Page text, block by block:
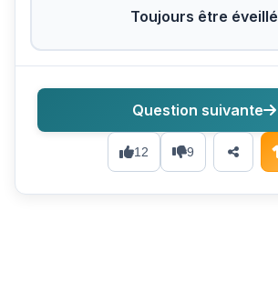
Toujours être éveillé
12 9
Question suivante